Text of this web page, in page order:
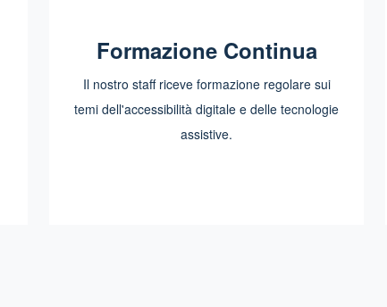
Formazione Continua
Il nostro staff riceve formazione regolare sui
temi dell'accessibilità digitale e delle tecnologie
assistive.